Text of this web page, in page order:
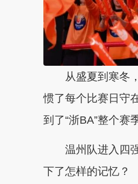
从盛夏到寒冬
惯了每个比赛日守
到了“浙BA”整个赛
温州队进入四
下了怎样的记忆？